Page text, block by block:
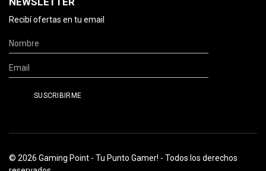
Recibí ofertas en tu email
© 2026 Gaming Point - Tu Punto Gamer! - Todos los derechos